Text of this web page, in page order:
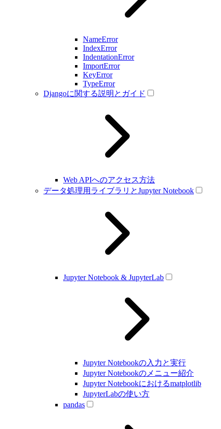
NameError
IndexError
IndentationError
ImportError
KeyError
TypeError
Djangoに関する説明とガイド
Web APIへのアクセス方法
データ処理用ライブラリとJupyter Notebook
Jupyter Notebook & JupyterLab
Jupyter Notebookの入力と実行
Jupyter Notebookのメニュー紹介
Jupyter Notebookにおけるmatplotlib
JupyterLabの使い方
pandas